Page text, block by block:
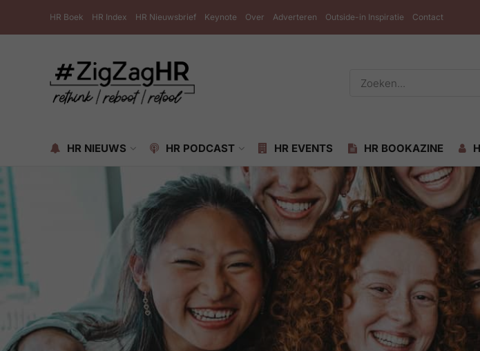
HR Boek HR Index HR Nieuwsbrief Keynote Over Adverteren Outside-in Inspiratie Contact
HR NIEUWS HR PODCAST HR EVENTS HR BOOKAZINE